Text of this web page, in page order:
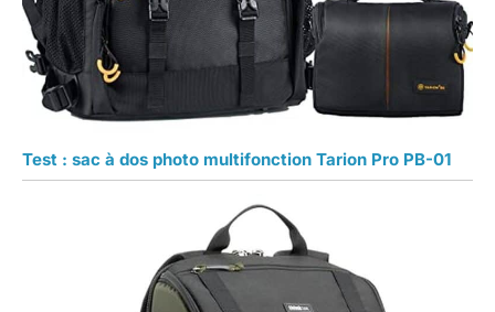
Test : sac à dos photo multifonction Tarion Pro PB-01